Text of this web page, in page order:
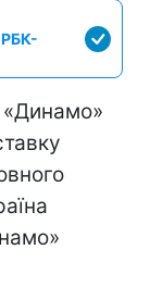
РБК-
«Динамо»